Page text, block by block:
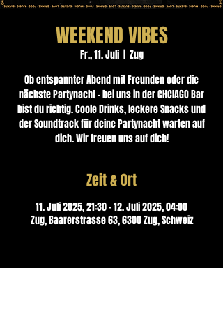
WEEKEND VIBES
Fr., 11. Juli
  |
Zug
Ob entspannter Abend mit Freunden oder die
nächste Partynacht – bei uns in der CHCIAGO Bar
bist du richtig. Coole Drinks, leckere Snacks und
der Soundtrack für deine Partynacht warten auf
dich. Wir freuen uns auf dich!
Zeit & Ort
11. Juli 2025, 21:30 – 12. Juli 2025, 04:00
Zug, Baarerstrasse 63, 6300 Zug, Schweiz